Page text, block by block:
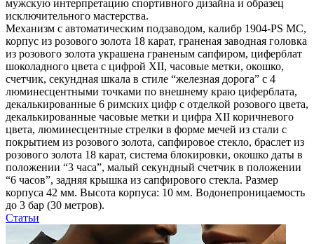
мужскую интерпретацию спортивного дизайна и образец
исключительного мастерства.
Механизм с автоматическим подзаводом, калибр 1904-PS MC,
корпус из розового золота 18 карат, граненая заводная головка
из розового золота украшена граненым сапфиром, циферблат
шоколадного цвета с цифрой XII, часовые метки, окошко,
счетчик, секундная шкала в стиле “железная дорога” с 4
люминесцентными точками по внешнему краю циферблата,
декалькированные 6 римских цифр с отделкой розового цвета,
декалькированные часовые метки и цифра XII коричневого
цвета, люминесцентные стрелки в форме мечей из стали с
покрытием из розового золота, сапфировое стекло, браслет из
розового золота 18 карат, система блокировки, окошко даты в
положении “3 часа”, малый секундный счетчик в положении
“6 часов”, задняя крышка из сапфирового стекла. Размер
корпуса 42 мм. Высота корпуса: 10 мм. Водонепроницаемость
до 3 бар (30 метров).
Статьи